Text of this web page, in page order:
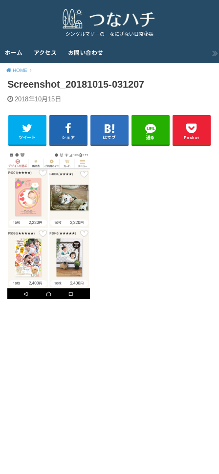
シングルマザーの なにげない日常秘話
ホーム アクセス お問い合わせ
HOME
Screenshot_20181015-031207
2018年10月15日
ツイート シェア はてブ 送る Pocket